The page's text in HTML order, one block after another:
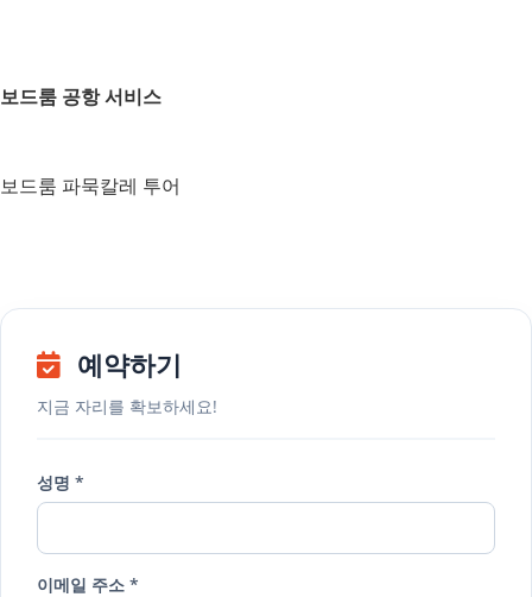
보드룸 공항 서비스
보드룸 파묵칼레 투어
예약하기
지금 자리를 확보하세요!
성명 *
이메일 주소 *